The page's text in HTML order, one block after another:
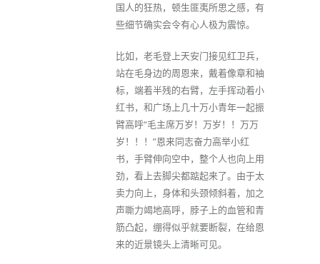
国人的狂热，顿生匪夷所思之感，有
些细节确实会令有心人极为震惊。
比如，老毛登上天安门接见红卫兵，
站在毛身边的周恩来，戴着像章和袖
标，端着半残的右臂，左手挥动着小
红书，和广场上几十万小青年一起振
臂高呼“毛主席万岁！万岁！！万万
岁！！！”恩来同志奋力高举小红
书，手臂伸向空中，整个人也向上用
劲，看上去脚尖都踮起来了。由于太
卖力向上，身体和头颈倾斜着，加之
声嘶力竭地高呼，脖子上的血管和青
筋凸起，绷得似乎就要断裂，在给恩
来的近景镜头上清晰可见。